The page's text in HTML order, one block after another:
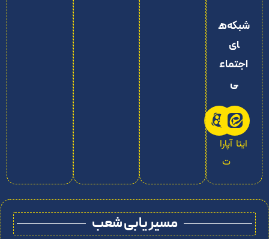
شبکه‌ه
ای
اجتماع
ی
آپارا
ت
ایتا
مسیر یابی شعب